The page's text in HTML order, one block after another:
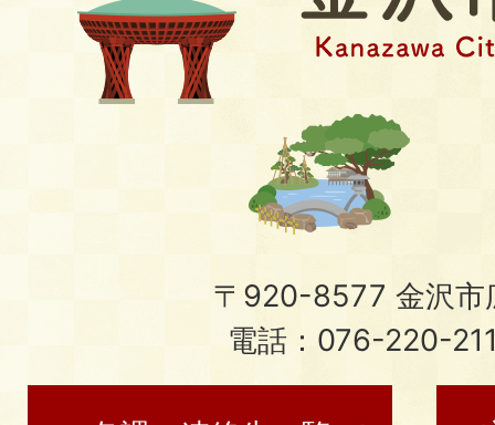
〒920-8577 金沢市
電話：076-220-